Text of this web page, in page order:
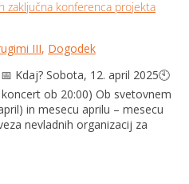
zaključna konferenca projekta
III, Dogodek
Kdaj? Sobota, 12. april 2025🕙
ob 20:00) Ob svetovnem
in mesecu aprilu – mesecu
nevladnih organizacij za